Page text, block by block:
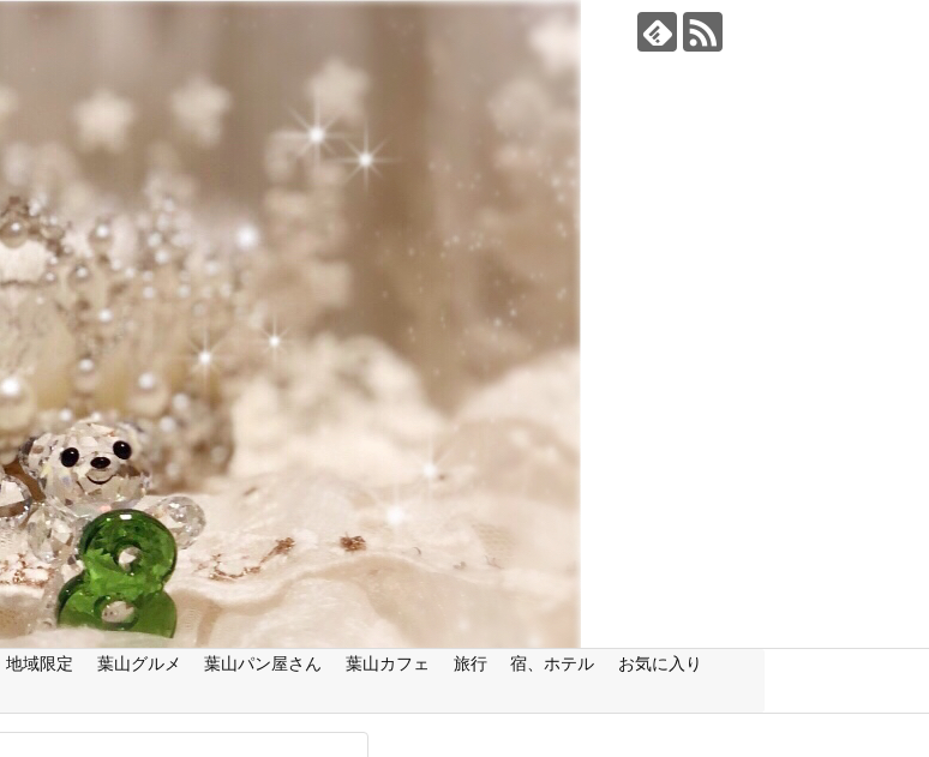
地域限定 葉山グルメ 葉山パン屋さん 葉山カフェ 旅行 宿、ホテル
お気に入り